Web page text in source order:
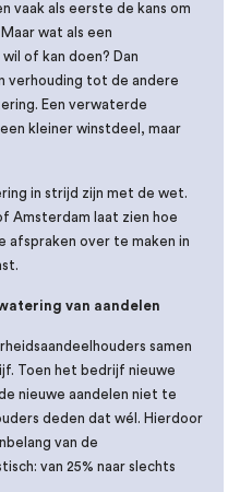
vaak als eerste de kans om
wat als een
of kan doen? Dan
verhouding tot de andere
Een verwaterde
kleiner winstdeel, maar
in strijd zijn met de wet.
Amsterdam laat zien hoe
afspraken over te maken in
van aandelen
samen
Toen het bedrijf nieuwe
nieuwe aandelen niet te
deden dat wél. Hierdoor
van de
van 25% naar slechts